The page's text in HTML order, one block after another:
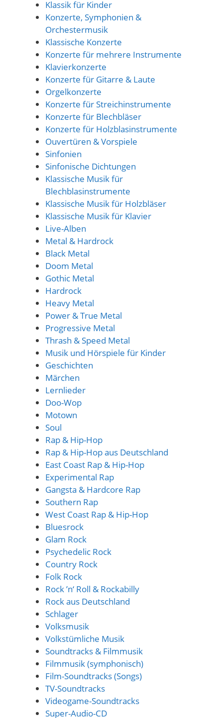
Klassik für Kinder
Konzerte, Symphonien &
Orchestermusik
Klassische Konzerte
Konzerte für mehrere Instrumente
Klavierkonzerte
Konzerte für Gitarre & Laute
Orgelkonzerte
Konzerte für Streichinstrumente
Konzerte für Blechbläser
Konzerte für Holzblasinstrumente
Ouvertüren & Vorspiele
Sinfonien
Sinfonische Dichtungen
Klassische Musik für
Blechblasinstrumente
Klassische Musik für Holzbläser
Klassische Musik für Klavier
Live-Alben
Metal & Hardrock
Black Metal
Doom Metal
Gothic Metal
Hardrock
Heavy Metal
Power & True Metal
Progressive Metal
Thrash & Speed Metal
Musik und Hörspiele für Kinder
Geschichten
Märchen
Lernlieder
Doo-Wop
Motown
Soul
Rap & Hip-Hop
Rap & Hip-Hop aus Deutschland
East Coast Rap & Hip-Hop
Experimental Rap
Gangsta & Hardcore Rap
Southern Rap
West Coast Rap & Hip-Hop
Bluesrock
Glam Rock
Psychedelic Rock
Country Rock
Folk Rock
Rock ’n‘ Roll & Rockabilly
Rock aus Deutschland
Schlager
Volksmusik
Volkstümliche Musik
Soundtracks & Filmmusik
Filmmusik (symphonisch)
Film-Soundtracks (Songs)
TV-Soundtracks
Videogame-Soundtracks
Super-Audio-CD